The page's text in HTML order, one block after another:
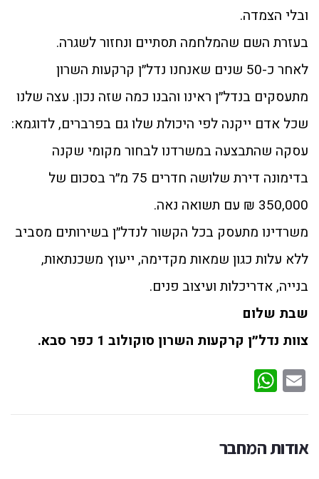
ובלי הצמדה.
בעזרת השם שהמלחמה תסתיים ונחזור לשגרה.
לאחר כ-50 שנים שאנחנו נדל״ן קרקעות השרון
מתעסקים בנדל״ן ראינו והבנו כמה שזה נכון. עצה שלנו
שכל אדם ייקנה לפי היכולת שלו גם בפרברים, לדוגמא:
עסקה שהתבצעה במשרדנו לבחור מקומי שקנה
בדימונה דירת שלושה חדרים 75 מ״ר בסכום של
350,000 ₪ עם תשואה נאה.
משרדינו מתעסק בכל הקשור לנדל״ן בשירותים מסביב
ללא עלות כגון שמאות מקדימה, ייעוץ משכנתאות,
בנייה, אדריכלות ועיצוב פנים.
שבת שלום
צוות נדל״ן קרקעות השרון סוקולוב 1 כפר סבא.
Email
אודות המחבר